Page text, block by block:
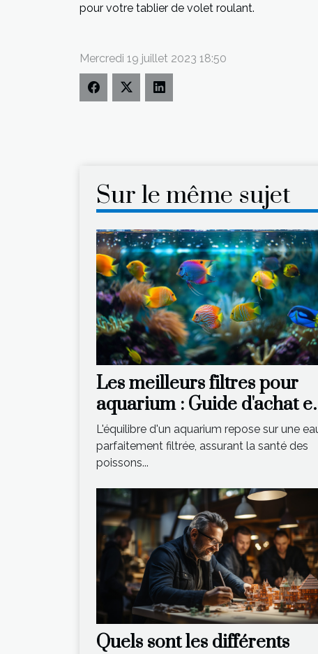
pour votre tablier de volet roulant.
Mercredi 19 juillet 2023 18:50
Sur le même sujet
Les meilleurs filtres pour
aquarium : Guide d'achat et
conseils
L'équilibre d'un aquarium repose sur une
parfaitement filtrée, assurant la santé des
poissons...
Quels sont les différents